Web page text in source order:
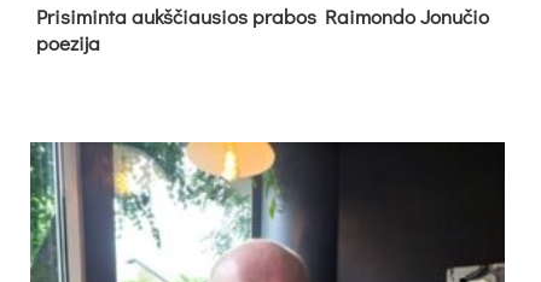
Pri­si­min­ta aukš­čiau­sios pra­bos Rai­mon­do Jo­nu­čio
poe­zi­ja